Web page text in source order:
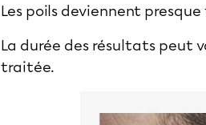
Les poils deviennent
La durée des résultats peut
traitée.